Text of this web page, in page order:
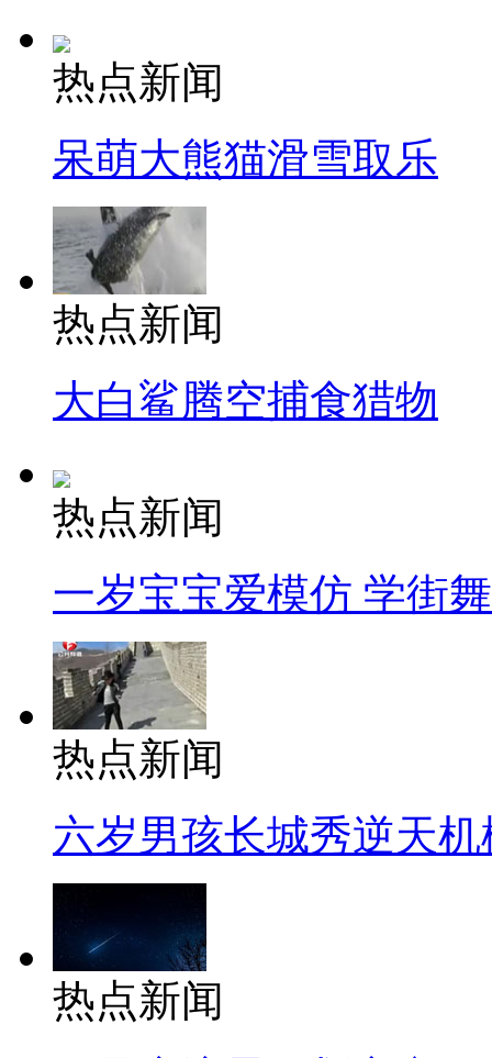
热点新闻
呆萌大熊猫滑雪取乐
热点新闻
大白鲨腾空捕食猎物
热点新闻
一岁宝宝爱模仿 学街
热点新闻
六岁男孩长城秀逆天机
热点新闻